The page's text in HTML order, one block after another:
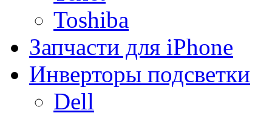
Toshiba
Запчасти для iPhone
Инверторы подсветки
Dell